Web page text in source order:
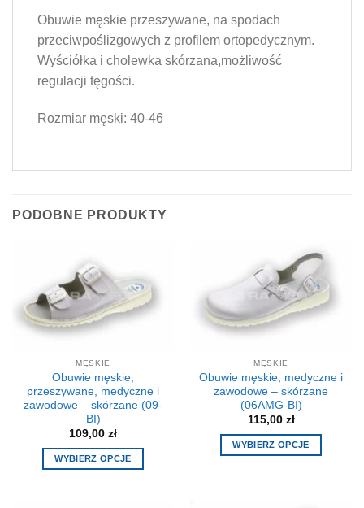
Obuwie męskie przeszywane, na spodach
przeciwpoślizgowych z profilem ortopedycznym.
Wyściółka i cholewka skórzana,możliwość
regulacji tęgości.
Rozmiar męski: 40-46
PODOBNE PRODUKTY
MĘSKIE
Obuwie męskie,
przeszywane, medyczne i
zawodowe – skórzane (09-
BI)
109,00 zł
WYBIERZ OPCJE
MĘSKIE
Obuwie męskie, medyczne i
zawodowe – skórzane
(06AMG-BI)
115,00 zł
WYBIERZ OPCJE